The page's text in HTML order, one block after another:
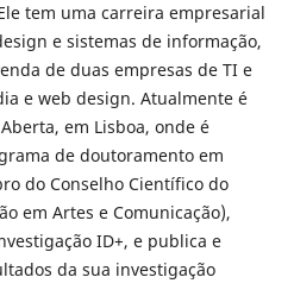
tem uma carreira empresarial
e sistemas de informação,
de duas empresas de TI e
e web design. Atualmente é
em Lisboa, onde é
de doutoramento em
do Conselho Científico do
em Artes e Comunicação),
ID+, e publica e
da sua investigação